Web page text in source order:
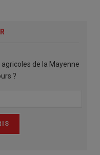
de la Mayenne
?